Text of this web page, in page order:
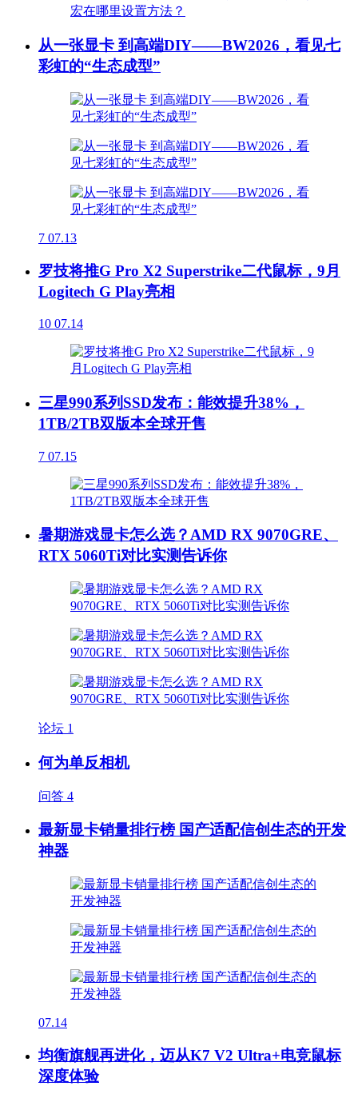
从一张显卡 到高端DIY——BW2026，看见七
彩虹的“生态成型”
7 07.13
罗技将推G Pro X2 Superstrike二代鼠标，9月
Logitech G Play亮相
10 07.14
三星990系列SSD发布：能效提升38%，
1TB/2TB双版本全球开售
7 07.15
暑期游戏显卡怎么选？AMD RX 9070GRE、
RTX 5060Ti对比实测告诉你
论坛 1
何为单反相机
问答 4
最新显卡销量排行榜 国产适配信创生态的开发
神器
07.14
均衡旗舰再进化，迈从K7 V2 Ultra+电竞鼠标
深度体验